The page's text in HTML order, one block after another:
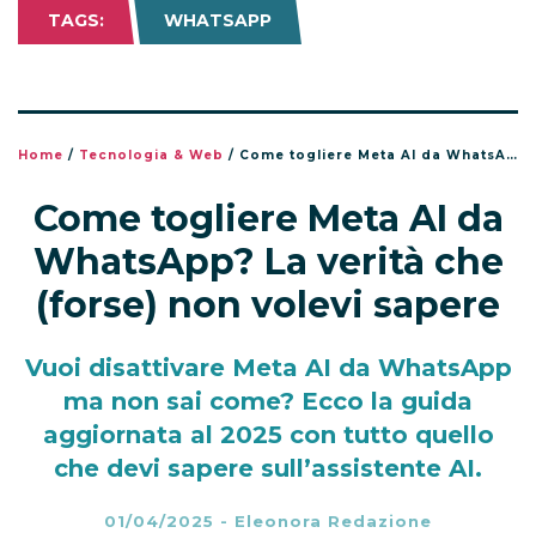
TAGS: WHATSAPP
Home / Tecnologia & Web / Come togliere Meta AI da WhatsApp? La verità che (forse) non volevi sapere
Come togliere Meta AI da
WhatsApp? La verità che
(forse) non volevi sapere
Vuoi disattivare Meta AI da WhatsApp
ma non sai come? Ecco la guida
aggiornata al 2025 con tutto quello
che devi sapere sull’assistente AI.
01/04/2025 - Eleonora Redazione